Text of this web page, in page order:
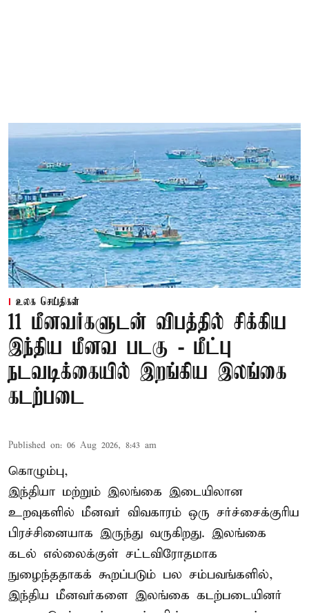
உலக செய்திகள்
11 மீனவர்களுடன் விபத்தில் சிக்கிய
இந்திய மீனவ படகு - மீட்பு
நடவடிக்கையில் இறங்கிய இலங்கை
கடற்படை
Published on: 06 Aug 2026, 8:43 am
கொழும்பு,
இந்தியா மற்றும் இலங்கை இடையிலான
உறவுகளில் மீனவர் விவகாரம் ஒரு சர்ச்சைக்குரிய
பிரச்சினையாக இருந்து வருகிறது. இலங்கை
கடல் எல்லைக்குள் சட்டவிரோதமாக
நுழைந்ததாகக் கூறப்படும் பல சம்பவங்களில்,
இந்திய மீனவர்களை இலங்கை கடற்படையினர்